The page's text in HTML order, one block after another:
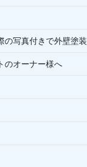
の写真付きで外壁塗
のオーナー様へ